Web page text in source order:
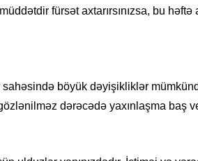
fürsət axtarırsınızsa, bu həftə
böyük dəyişikliklər
dərəcədə yaxınlaşma baş